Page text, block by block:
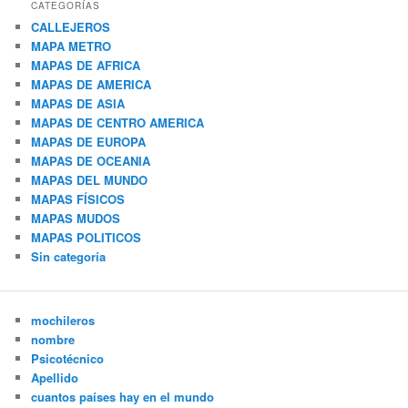
CATEGORÍAS
CALLEJEROS
MAPA METRO
MAPAS DE AFRICA
MAPAS DE AMERICA
MAPAS DE ASIA
MAPAS DE CENTRO AMERICA
MAPAS DE EUROPA
MAPAS DE OCEANIA
MAPAS DEL MUNDO
MAPAS FÍSICOS
MAPAS MUDOS
MAPAS POLITICOS
Sin categoría
mochileros
nombre
Psicotécnico
Apellido
cuantos países hay en el mundo